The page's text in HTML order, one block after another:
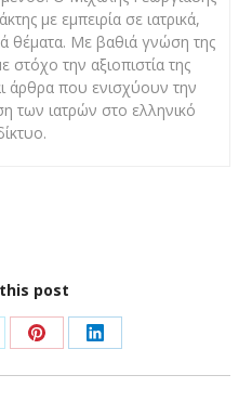
με εμπειρία σε ιατρικά,
θέματα. Με βαθιά γνώση της
στόχο την αξιοπιστία της
άρθρα που ενισχύουν την
των ιατρών στο ελληνικό
post